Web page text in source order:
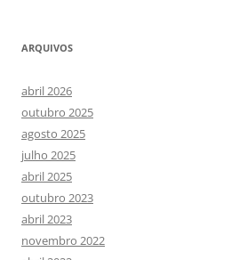
ARQUIVOS
abril 2026
outubro 2025
agosto 2025
julho 2025
abril 2025
outubro 2023
abril 2023
novembro 2022